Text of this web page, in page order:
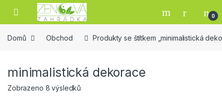
Skip to navigation
Skip to content
Open 0
Domů Obchod Produkty se štítkem „minimalistická
minimalistická dekorace
Zobrazeno 8 výsledků